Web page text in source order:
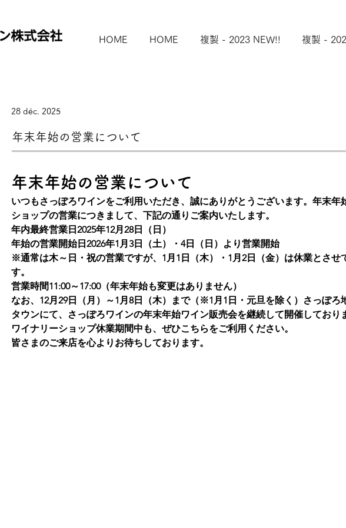
HOME HOME 複製 - 2023 NEW!! 複製 -
28 déc. 2025
年末年始の営業について
年末年始の営業について
いつもさっぽろワインをご利用いただき、誠にありがとうございます。年末年
ショップの営業につきまして、下記の通りご案内いたします。
年内最終営業日2025年12月28日（日）
年始の営業開始日2026年1月3日（土）・4日（日）より営業開始
※通常は木～日・祝の営業ですが、 1月1日（木）・1月2日（金）は休業とさせ
す。
営業時間11:00～17:00（年末年始も変更はありません）
なお、12月29日（月）～1月8日（木）まで（※1月1日・元旦を除く ） さっぽろ
タウンにて、さっぽろワインの年末年始ワイン販売会を継続して開催しており
ワイナリーショップ休業期間中も、ぜひこちらをご利用ください。
皆さまのご来店を心よりお待ちしております。